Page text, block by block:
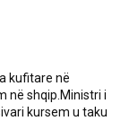
kufitare në
në shqip.Ministri i
kursem u taku